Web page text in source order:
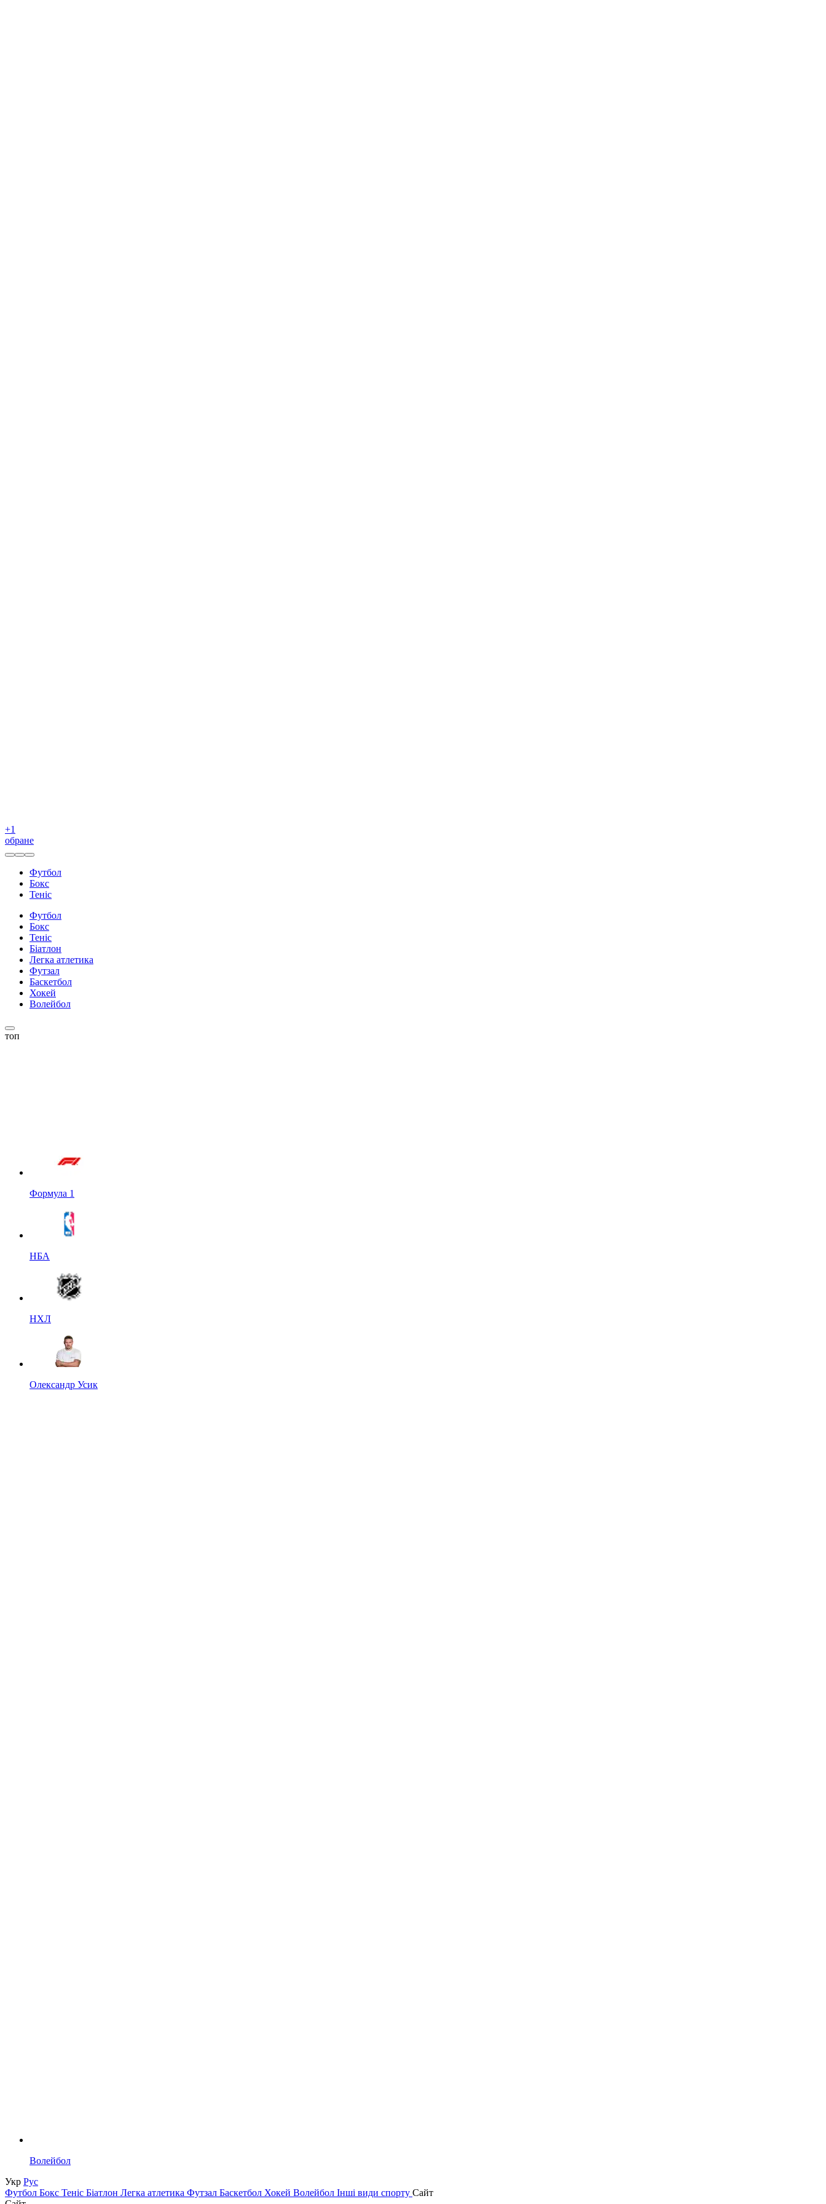
+1
обране
Футбол
Бокс
Теніс
Футбол
Бокс
Теніс
Біатлон
Легка атлетика
Футзал
Баскетбол
Хокей
Волейбол
топ
Формула 1
НБА
НХЛ
Олександр Усик
Волейбол
Укр Рус
Футбол Бокс Теніс Біатлон Легка атлетика Футзал Баскетбол Хокей Волейбол Інші види спорту Сайт